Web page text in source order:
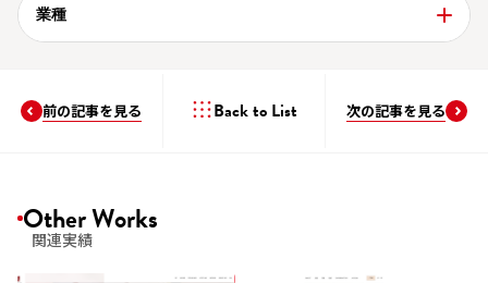
業種
前の記事を見る Back to List 次の記事を見る
Other Works
関連実績